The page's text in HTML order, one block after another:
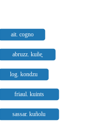
ait. cogno
abruzz. kuñe̥
log. kondzu
friaul. kuints
sassar. kuñolu